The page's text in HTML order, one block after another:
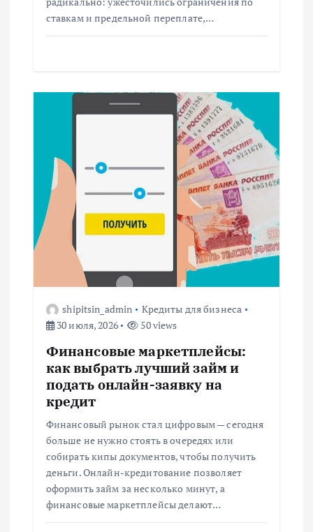
ставкам и предельной переплате,…
shipitsin_admin
Кредиты для бизнеса
30 июля, 2026
50 views
Финансовые маркетплейсы:
как выбрать лучший займ и
подать онлайн-заявку на
кредит
Финансовый рынок стал цифровым — сегодня
больше не нужно стоять в очередях или
собирать кипы документов, чтобы получить
деньги. Онлайн-кредитование позволяет
оформить займ за несколько минут, а
финансовые маркетплейсы делают…